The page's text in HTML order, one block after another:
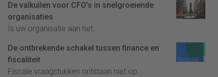
De valkuilen voor CFO’s in snelgroeiende
organisaties
Is uw organisatie aan het...
De ontbrekende schakel tussen finance en
fiscaliteit
Fiscale vraagstukken ontstaan niet op...